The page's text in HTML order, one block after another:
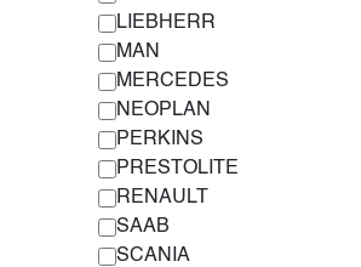
LIEBHERR
MAN
MERCEDES
NEOPLAN
PERKINS
PRESTOLITE
RENAULT
SAAB
SCANIA